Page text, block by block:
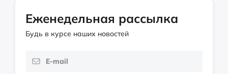
Еженедельная рассылка
Будь в курсе наших новостей